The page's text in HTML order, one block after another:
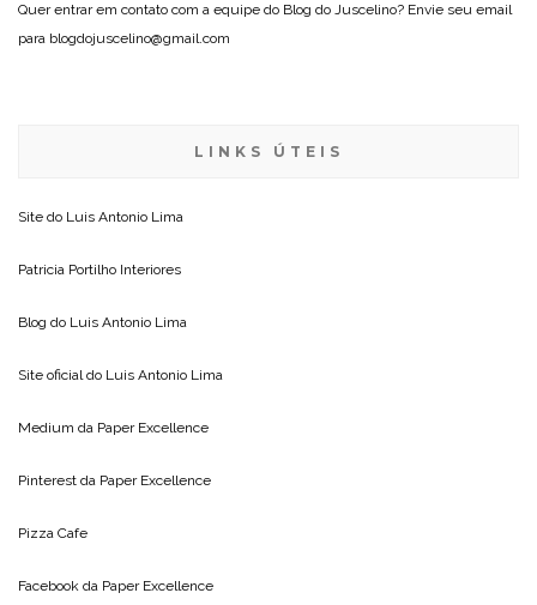
Quer entrar em contato com a equipe do Blog do Juscelino? Envie seu email
para blogdojuscelino@gmail.com
LINKS ÚTEIS
Site do Luis Antonio Lima
Patricia Portilho Interiores
Blog do Luis Antonio Lima
Site oficial do Luis Antonio Lima
Medium da Paper Excellence
Pinterest da Paper Excellence
Pizza Cafe
Facebook da Paper Excellence